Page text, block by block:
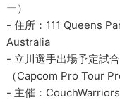
ー）
- 住所：111 Queens
Australia
- 立川選手出場予定試
（Capcom Pro Tour
- 主催：CouchWarriors